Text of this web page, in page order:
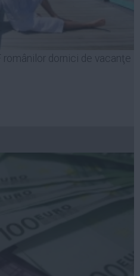
dornici de vacanţe